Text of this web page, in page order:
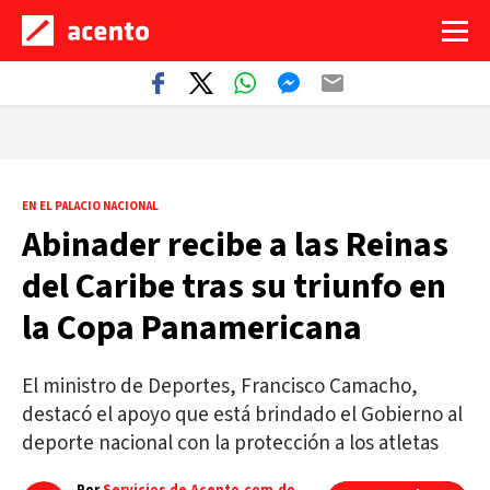
EN EL PALACIO NACIONAL
Abinader recibe a las Reinas
del Caribe tras su triunfo en
la Copa Panamericana
El ministro de Deportes, Francisco Camacho,
destacó el apoyo que está brindado el Gobierno al
deporte nacional con la protección a los atletas